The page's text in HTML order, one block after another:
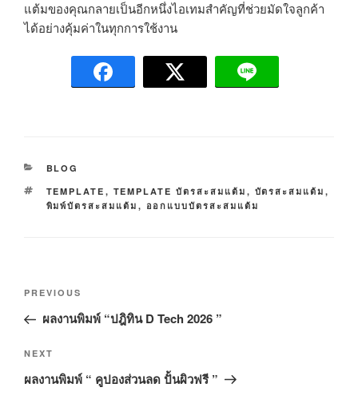
แต้มของคุณกลายเป็นอีกหนึ่งไอเทมสำคัญที่ช่วยมัดใจลูกค้า
ได้อย่างคุ้มค่าในทุกการใช้งาน
C
T
E
S
BLOG
T
A
TEMPLATE , TEMPLATE บัตรสะสมแต้ม , บัตรสะสมแต้ม ,
พิมพ์บัตรสะสมแต้ม , ออกแบบบัตรสะสมแต้ม
P
s
t
n
P
r
v
PREVIOUS
ผลงานพิมพ์ “ปฎิทิน D Tech 2026 ”
N
e
NEXT
ผลงานพิมพ์ “ คูปองส่วนลด ปั้นผิวฟรี ”